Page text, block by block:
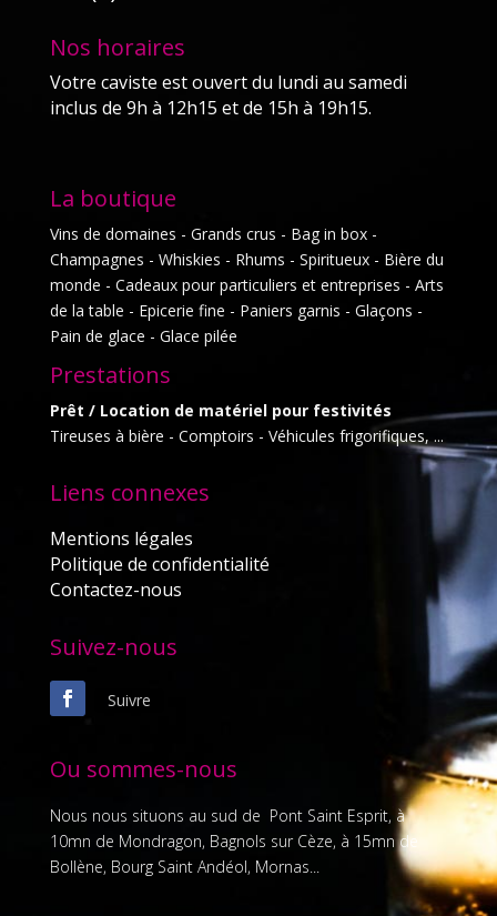
Nos horaires
Votre caviste est ouvert du lundi au samedi
inclus de 9h à 12h15 et de 15h à 19h15.
La boutique
Vins de domaines - Grands crus - Bag in box -
Champagnes - Whiskies - Rhums - Spiritueux - Bière du
monde - Cadeaux pour particuliers et entreprises - Arts
de la table - Epicerie fine - Paniers garnis - Glaçons -
Pain de glace - Glace pilée
Prestations
Prêt / Location de matériel pour festivités
Tireuses à bière - Comptoirs - Véhicules frigorifiques, ...
Liens connexes
Mentions légales
Politique de confidentialité
Contactez-nous
Suivez-nous
Suivre
Ou sommes-nous
Nous nous situons au sud de Pont Saint Esprit, à
10mn de Mondragon, Bagnols sur Cèze, à 15mn de
Bollène, Bourg Saint Andéol, Mornas...